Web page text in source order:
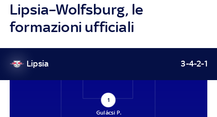
Lipsia–Wolfsburg, le
formazioni ufficiali
Lipsia 3-4-2-1
1
Gulácsi P.